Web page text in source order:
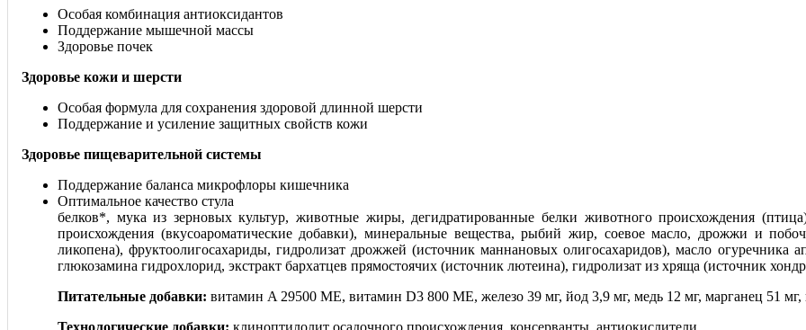
Особая комбинация антиоксидантов
Поддержание мышечной массы
Здоровье почек
Здоровье кожи и шерсти
Особая формула для сохранения здоровой длинной шерсти
Поддержание и усиление защитных свойств кожи
Здоровье пищеварительной системы
Поддержание баланса микрофлоры кишечника
Оптимальное качество
белков*, мука из зерновых культур, животные жиры, дегидратированные белки животного происхождения
происхождения (вкусоароматические добавки), минеральные вещества, рыбий жир, соевое масло, дрожжи и
ликопена), фруктоолигосахариды, гидролизат дрожжей (источник мaннановых олигосахаридов), масло огуречника
глюкозамина гидрохлорид, экстракт бархатцев прямостоячих (источник лютеина), гидролизат из хряща (источник
Питательные добавки: витамин A 29500 ME, витамин D3 800 ME, железо 39 мг, йод 3,9 мг, медь 12 мг, марганец 51 мг,